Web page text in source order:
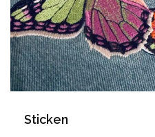
Sticken